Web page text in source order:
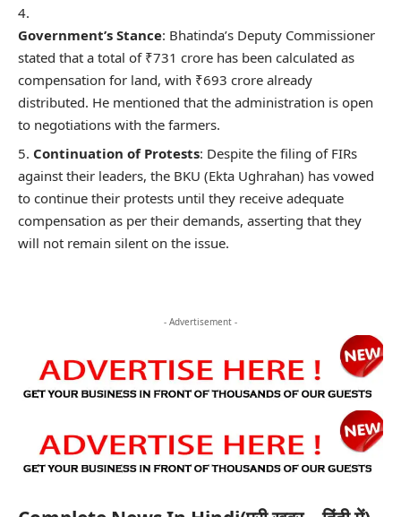
Government’s Stance: Bhatinda’s Deputy Commissioner
stated that a total of ₹731 crore has been calculated as
compensation for land, with ₹693 crore already
distributed. He mentioned that the administration is open
to negotiations with the farmers.
Continuation of Protests: Despite the filing of FIRs
against their leaders, the BKU (Ekta Ughrahan) has vowed
to continue their protests until they receive adequate
compensation as per their demands, asserting that they
will not remain silent on the issue.
- Advertisement -